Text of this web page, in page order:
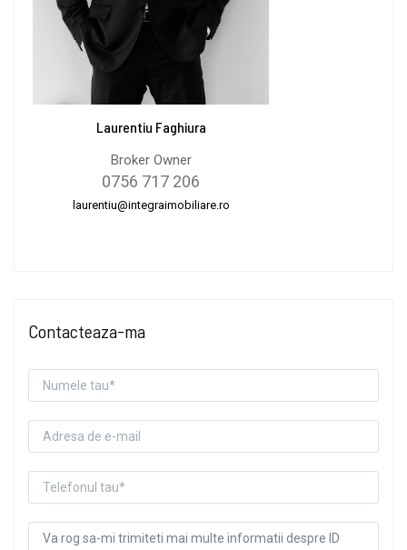
Laurentiu Faghiura
Broker Owner
0756 717 206
laurentiu@integraimobiliare.ro
Contacteaza-ma